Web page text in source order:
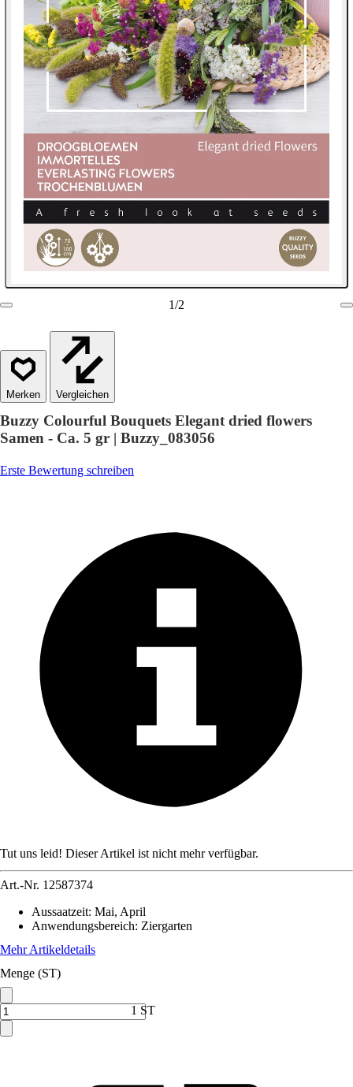
1/2
Vergleichen
Buzzy Colourful Bouquets Elegant dried flowers
Samen - Ca. 5 gr | Buzzy_083056
Erste Bewertung schreiben
Tut uns leid! Dieser Artikel ist nicht mehr verfügbar.
Art.-Nr. 12587374
Aussaatzeit: Mai, April
Anwendungsbereich: Ziergarten
Mehr Artikeldetails
Menge (ST)
1 ST